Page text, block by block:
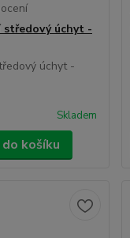
úchyt -
úchyt -
Skladem
košíku